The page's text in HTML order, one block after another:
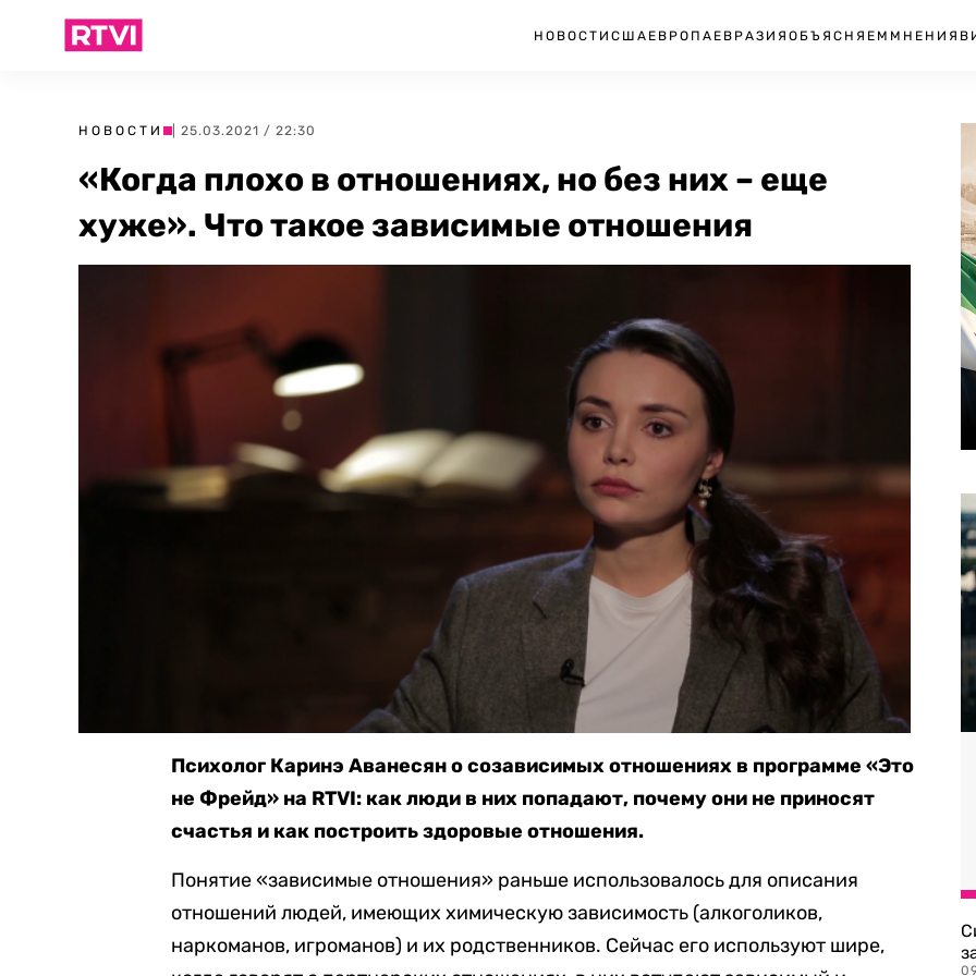
НОВОСТИ США ЕВРОПА ЕВРАЗИЯ ОБЪЯСНЯЕМ МНЕНИЯ
НОВОСТИ | 25.03.2021 / 22:30
«Когда плохо в отношениях, но без них – еще
хуже». Что такое зависимые отношения
Психолог Каринэ Аванесян о созависимых отношениях в программе «Это
не Фрейд» на RTVI: как люди в них попадают, почему они не приносят
счастья и как построить здоровые отношения.
Понятие «зависимые отношения» раньше использовалось для описания
отношений людей, имеющих химическую зависимость (алкоголиков,
наркоманов, игроманов) и их родственников. Сейчас его используют шире,